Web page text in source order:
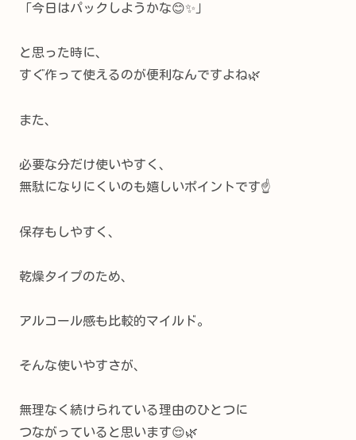
「今日はパックしようかな😊✨」
と思った時に、
すぐ作って使えるのが便利なんですよね🌿
また、
必要な分だけ使いやすく、
無駄になりにくいのも嬉しいポイントです☝
保存もしやすく、
乾燥タイプのため、
アルコール感も比較的マイルド。
そんな使いやすさが、
無理なく続けられている理由のひとつに
つながっていると思います😌🌿